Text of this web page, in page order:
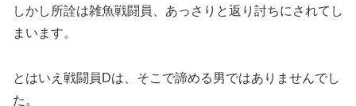
しかし所詮は雑魚戦闘員、あっさりと返り討ちにされてし
まいます。
とはいえ戦闘員Dは、そこで諦める男ではありませんでし
た。